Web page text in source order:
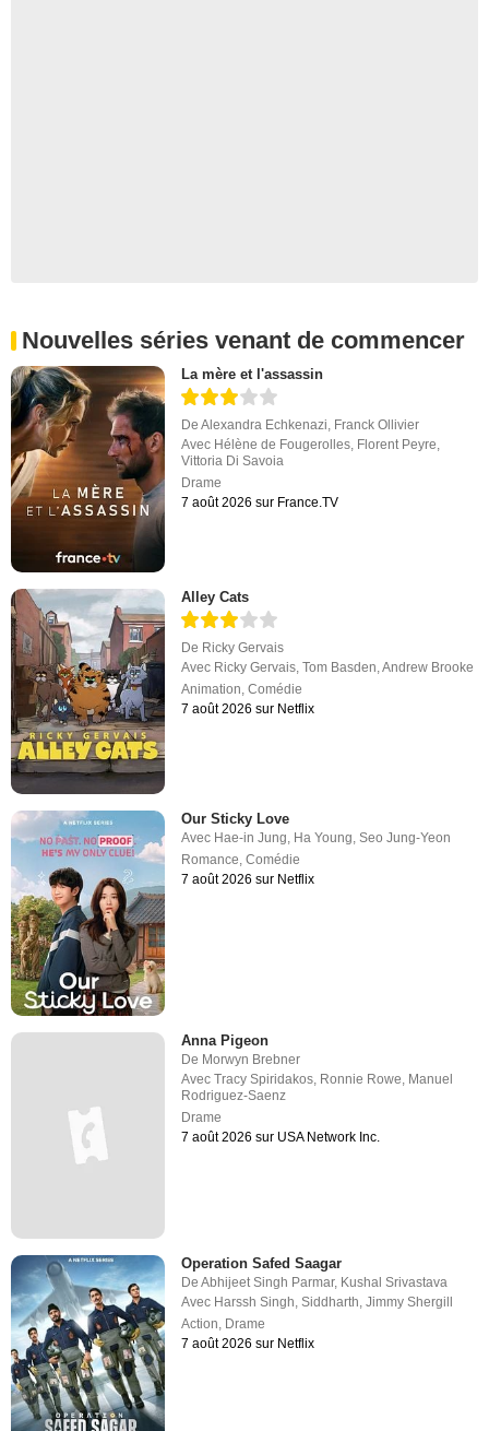
Nouvelles séries venant de commencer
La mère et l'assassin
DeAlexandra Echkenazi, Franck Ollivier
Avec Hélène de Fougerolles, Florent Peyre,
Vittoria Di Savoia
Drame
7 août 2026 sur France.TV
Alley Cats
De Ricky Gervais
Avec Ricky Gervais ,Tom Basden ,Andrew Brooke
Animation ,Comédie
7 août 2026 sur Netflix
Our Sticky Love
Avec Hae-in Jung, Ha Young,Seo Jung-Yeon
Romance,Comédie
7 août 2026 sur Netflix
Anna Pigeon
De Morwyn Brebner
AvecTracy Spiridakos, Ronnie Rowe, Manuel
Rodriguez-Saenz
Drame
7 août 2026 sur USA Network Inc.
Operation Safed Saagar
DeAbhijeet Singh Parmar, Kushal Srivastava
Avec Harssh Singh ,Siddharth ,Jimmy Shergill
Action Drame
7 août 2026 sur Netflix